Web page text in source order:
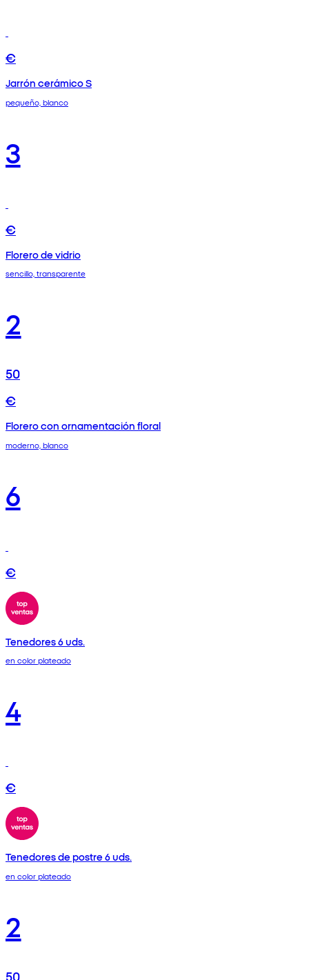
€
Jarrón cerámico S
pequeño, blanco
3
€
Florero de vidrio
sencillo, transparente
2
50
€
Florero con ornamentación floral
moderno, blanco
6
€
Tenedores 6 uds.
en color plateado
4
€
Tenedores de postre 6 uds.
en color plateado
2
50